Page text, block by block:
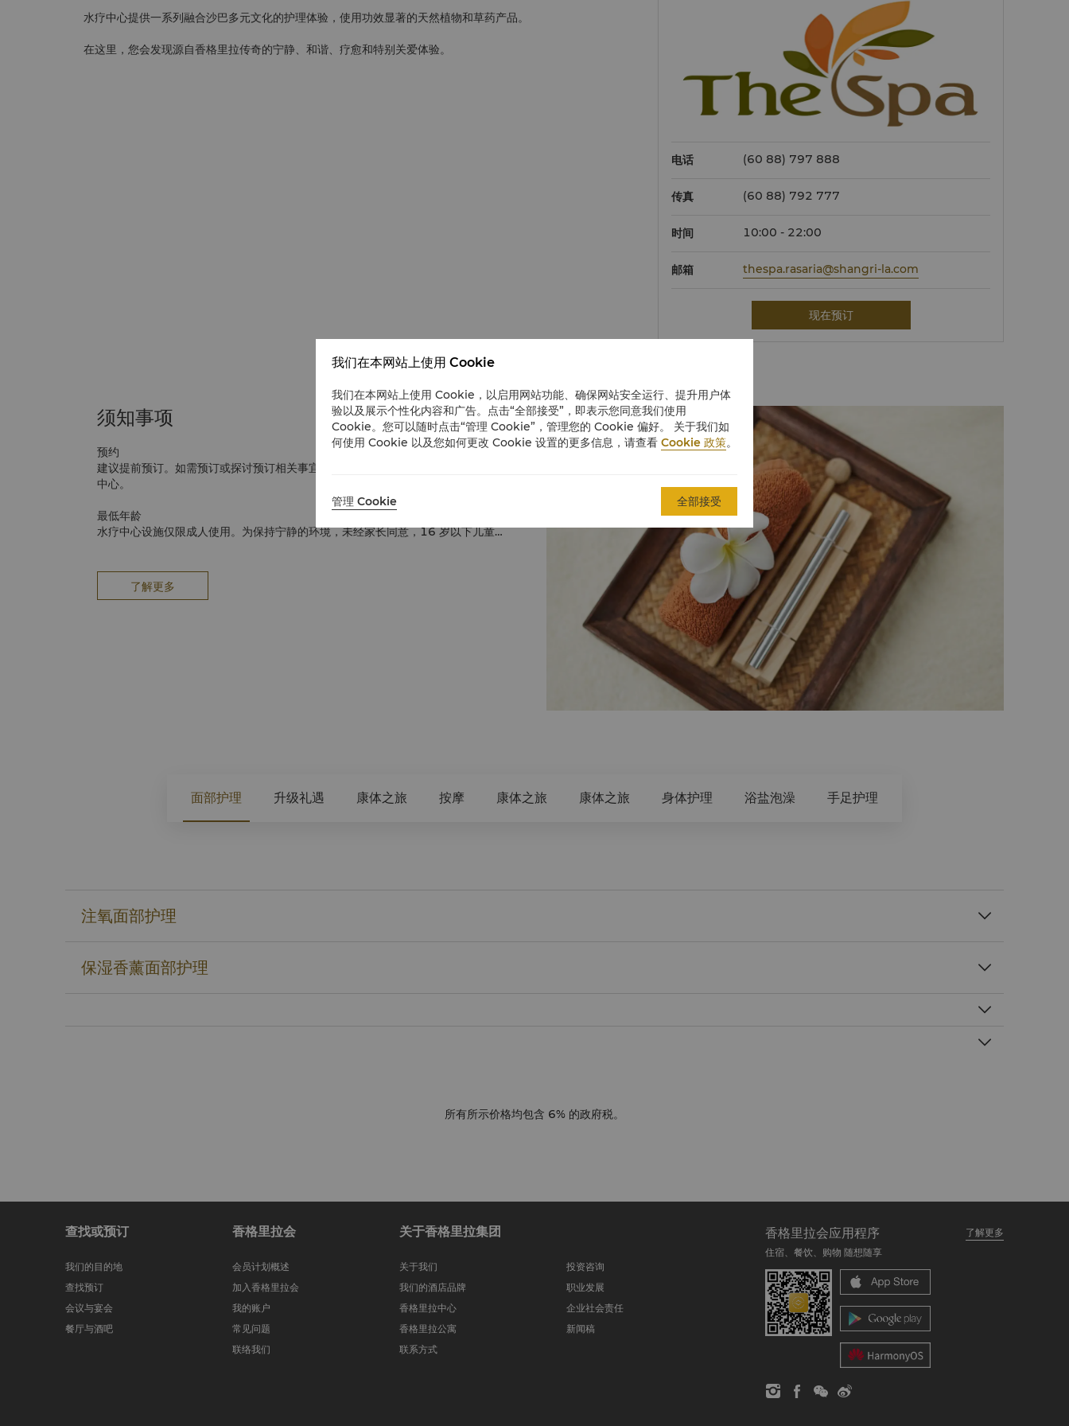
水疗中心提供一系列融合沙巴多元文化的护理体验，使用功效显著的天然植物和草药产品。
在这里，您会发现源自香格里拉传奇的宁静、和谐、疗愈和特别关爱体验。
电话 (60 88) 797 888
传真 (60 88) 792 777
时间 10:00 - 22:00
邮箱 thespa.rasaria@shangri-la.com
现在预订
须知事项
预约
建议提前预订。如需预订或探讨预订相关事宜，请发送电子邮件、致电或前往水疗
中心。
最低年龄
水疗中心设施仅限成人使用。为保持宁静的环境，未经家长同意，16 岁以下儿童
取消和迟到
披巾，遮盖身体所有未接受护理的部位。在所有身体护理项目中，女士可以自行选
择是否将胸部区域的护理包括在内。
了解更多
面部护理 升级礼遇 康体之旅 按摩 康体之旅 康体之旅 身体护理 浴盐泡澡 手足护理
注氧面部护理
保湿香薰面部护理
所有所示价格均包含 6% 的政府税。
查找或预订
我们的目的地
查找预订
会议与宴会
餐厅与酒吧
香格里拉会
会员计划概述
加入香格里拉会
我的账户
常见问题
联络我们
关于香格里拉集团
关于我们
我们的酒店品牌
香格里拉中心
香格里拉公寓
联系方式
投资咨询
职业发展
企业社会责任
新闻稿
香格里拉会应用程序
了解更多
住宿、餐饮、购物 随想随享
我们在本网站上使用 Cookie
我们在本网站上使用 Cookie，以启用网站功能、确保网站安全运行、提升用户体
验以及展示个性化内容和广告。点击“全部接受”，即表示您同意我们使用
Cookie。您可以随时点击“管理 Cookie”，管理您的 Cookie 偏好。 关于我们如
何使用 Cookie 以及您如何更改 Cookie 设置的更多信息，请查看 Cookie 政策。
管理 Cookie 全部接受